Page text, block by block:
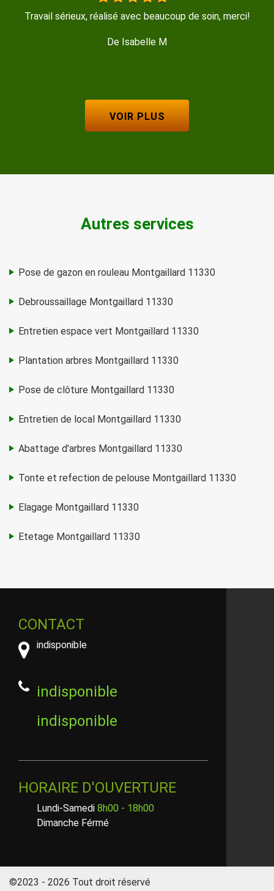
Travail soigné , trés propre , disponible et sympathique
De GERMINAL
VOIR PLUS
Autres services
Pose de gazon en rouleau Montgaillard 11330
Debroussaillage Montgaillard 11330
Entretien espace vert Montgaillard 11330
Plantation arbres Montgaillard 11330
Pose de clôture Montgaillard 11330
Entretien de local Montgaillard 11330
Abattage d'arbres Montgaillard 11330
Tonte et refection de pelouse Montgaillard 11330
Elagage Montgaillard 11330
Etetage Montgaillard 11330
CONTACT
indisponible
indisponible
indisponible
HORAIRE D'OUVERTURE
Lundi-Samedi 8h00 - 18h00
Dimanche Férmé
©2023 - 2026 Tout droit réservé